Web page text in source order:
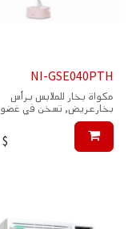
NI-GSE040PTH
مكواة بخار للملابس برأس
ثانية, خزان مياه سعة 2.0 لتر
$